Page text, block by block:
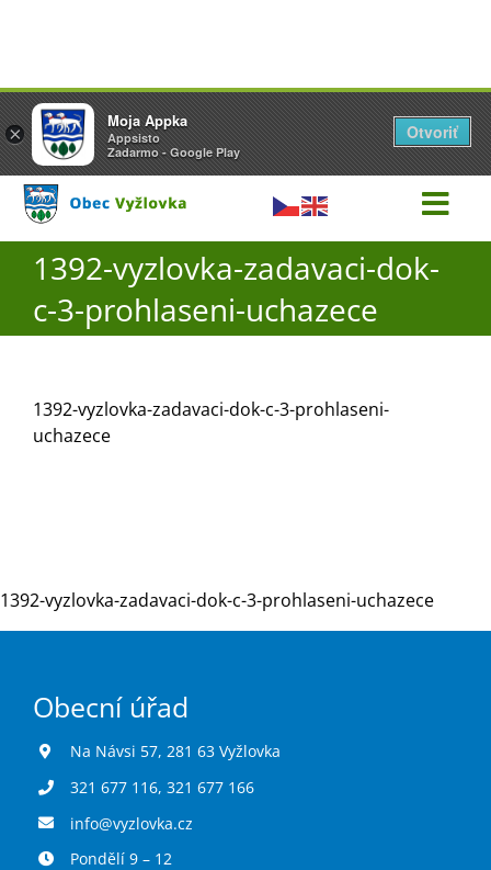
Přeskočit
na
obsah
1392-vyzlovka-zadavaci-dok-c-3-prohlaseni-uchazece
Úřad
O obci
Aktuality
Koupaliště
1392-vyzlovka-zadavaci-dok-
c-3-prohlaseni-uchazece
1392-vyzlovka-zadavaci-dok-c-3-prohlaseni-
uchazece
1392-vyzlovka-zadavaci-dok-c-3-prohlaseni-uchazece
Obecní úřad
Na Návsi 57, 281 63 Vyžlovka
321 677 116, 321 677 166
info@vyzlovka.cz
Pondělí 9 – 12
×
Vyžlovka
AppSisto
- In Google Play
Otevřít
×
Moja Appka
Appsisto
Zadarmo - Google Play
Otvoriť